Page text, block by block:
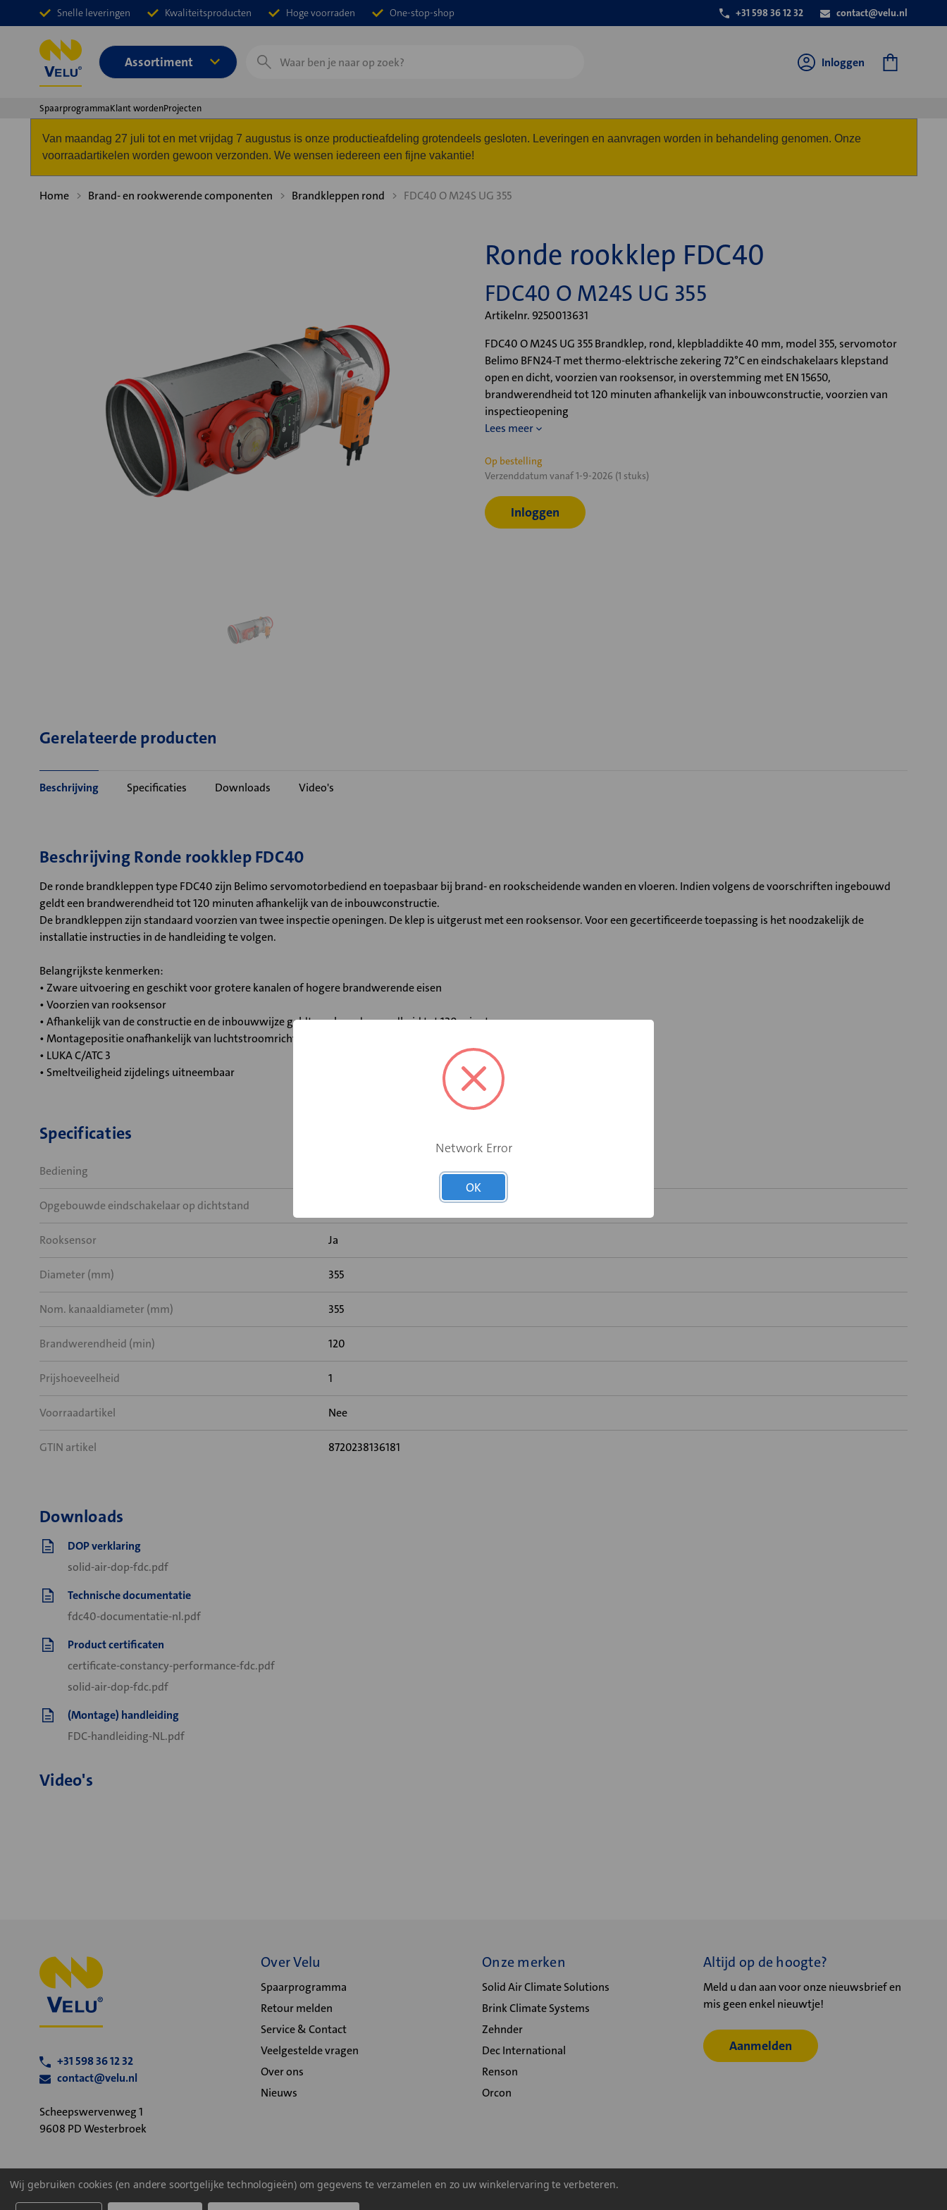
Snelle leveringen Kwaliteitsproducten Hoge voorraden One-stop-shop +31 598 36 12 32 contact@velu.nl
Assortiment
Zoeken
Inloggen
SpaarprogrammaKlant wordenProjecten
Van maandag 27 juli tot en met vrijdag 7 augustus is onze productieafdeling grotendeels gesloten. Leveringen en aanvragen worden in behandeling genomen. Onze
voorraadartikelen worden gewoon verzonden. We wensen iedereen een fijne vakantie!
Home Brand- en rookwerende componenten Brandkleppen rond FDC40 O M24S UG 355
Ronde rookklep FDC40
FDC40 O M24S UG 355
Artikelnr. 9250013631
FDC40 O M24S UG 355 Brandklep, rond, klepbladdikte 40 mm, model 355, servomotor
Belimo BFN24-T met thermo-elektrische zekering 72°C en eindschakelaars klepstand
open en dicht, voorzien van rooksensor, in overstemming met EN 15650,
brandwerendheid tot 120 minuten afhankelijk van inbouwconstructie, voorzien van
inspectieopening
Lees meer
Huidige
voorraad:
Op bestelling
Verzenddatum vanaf 1-9-2026 (1 stuks)
Inloggen
Gerelateerde producten
Beschrijving Specificaties Downloads Video's
Beschrijving Ronde rookklep FDC40
De ronde brandkleppen type FDC40 zijn Belimo servomotorbediend en toepasbaar bij brand- en rookscheidende wanden en vloeren. Indien volgens de voorschriften ingebouwd
geldt een brandwerendheid tot 120 minuten afhankelijk van de inbouwconstructie.
De brandkleppen zijn standaard voorzien van twee inspectie openingen. De klep is uitgerust met een rooksensor. Voor een gecertificeerde toepassing is het noodzakelijk de
installatie instructies in de handleiding te volgen.
Belangrijkste kenmerken:
• Zware uitvoering en geschikt voor grotere kanalen of hogere brandwerende eisen
• Voorzien van rooksensor
• Afhankelijk van de constructie en de inbouwwijze geldt een brandwerendheid tot 120 minuten
• Montagepositie onafhankelijk van luchtstroomrichting en brandhaard
• LUKA C/ATC 3
• Smeltveiligheid zijdelings uitneembaar
Specificaties
Bediening
Opgebouwde eindschakelaar op dichtstand
Rooksensor Ja
Diameter (mm) 355
Nom. kanaaldiameter (mm) 355
Brandwerendheid (min) 120
Prijshoeveelheid 1
Voorraadartikel Nee
GTIN artikel 8720238136181
Downloads
DOP verklaring
solid-air-dop-fdc.pdf
Technische documentatie
fdc40-documentatie-nl.pdf
Product certificaten
certificate-constancy-performance-fdc.pdf
solid-air-dop-fdc.pdf
(Montage) handleiding
FDC-handleiding-NL.pdf
Video's
+31 598 36 12 32
contact@velu.nl
Scheepswervenweg 1
9608 PD Westerbroek
Over Velu
Spaarprogramma
Retour melden
Service & Contact
Veelgestelde vragen
Over ons
Nieuws
Onze merken
Solid Air Climate Solutions
Brink Climate Systems
Zehnder
Dec International
Renson
Orcon
Altijd op de hoogte?
Meld u dan aan voor onze nieuwsbrief en
mis geen enkel nieuwtje!
Aanmelden
Algemene voorwaarden Privacy statement Cookiebeleid
Wij gebruiken cookies (en andere soortgelijke technologieën) om gegevens te verzamelen en zo uw winkelervaring te verbeteren.
Network Error
OK